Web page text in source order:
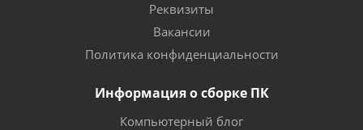
Реквизиты
Вакансии
Политика конфиденциальности
Информация о сборке ПК
Компьютерный блог